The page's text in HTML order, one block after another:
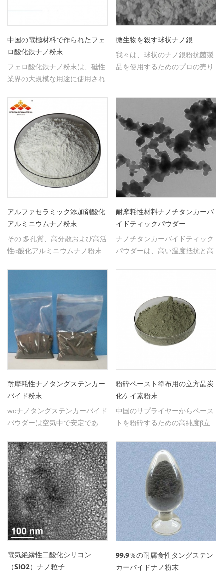
中国の電極材料で作られたフェ
ロ酸化鉄ナノ粉末
フェロ酸化鉄ナノ粉末は、磁性
業界の大規模な用途に使用され
置。
微生物を殺す球状ナノ銀
我々は、球状のナノ銀粉抗菌製
品を使用するためのプロの売り
アルファセラミック添加剤酸化
アルミニウムナノ粉末
その 多孔質、高分散および高活
性α酸化アルミニウムナノ粉末
耐摩耗性材料ナノチタンカーバ
イドティックパウダー
ナノチタンカーバイドティック
パウダーは、高い温度抵抗と高
耐摩耗性ナノタングステンカー
バイド粉末
wcナノタングステンカーバイド
パウダーは空気中で安定であ
な焼結能力を有し、高性能ナノ
結晶を有する。
粉砕ペースト塗布用の立方晶炭
化ケイ素粉末
中国のサプライヤーからペース
トを粉砕するための高純度β立
電気絶縁性二酸化シリコン
（SiO2）ナノ粒子
99.9％の耐腐食性タングステン
カーバイドナノ粉末